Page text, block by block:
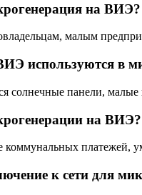
на ВИЭ?
малым
используются в
солнечные панели,
на ВИЭ?
платежей,
к сети для